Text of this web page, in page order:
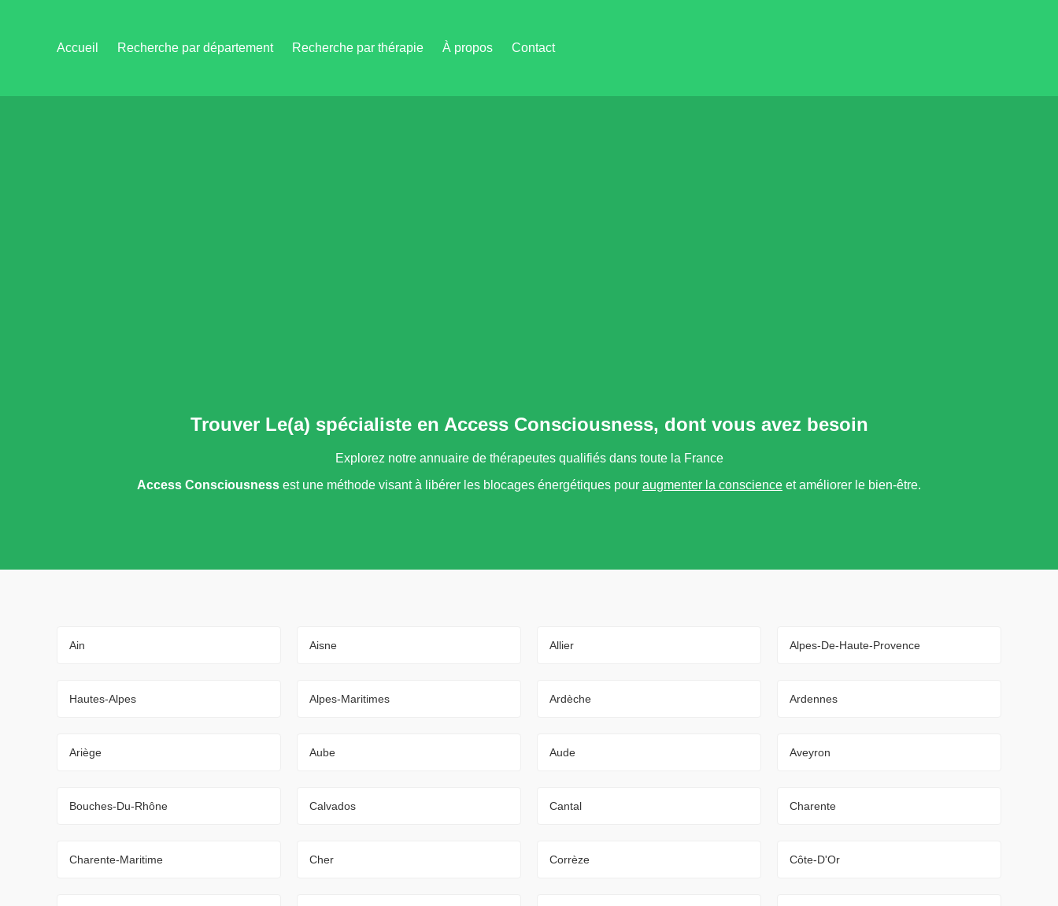
Accueil Recherche par département Recherche par thérapie À propos Contact
Trouver Le(a) spécialiste en Access Consciousness, dont vous avez besoin
Explorez notre annuaire de thérapeutes qualifiés dans toute la France
Access Consciousness est une méthode visant à libérer les blocages énergétiques pour augmenter la conscience et améliorer le bien-être.
Ain Aisne Allier Alpes-De-Haute-Provence
Hautes-Alpes Alpes-Maritimes Ardèche Ardennes
Ariège Aube Aude Aveyron
Bouches-Du-Rhône Calvados Cantal Charente
Charente-Maritime Cher Corrèze Côte-D'Or